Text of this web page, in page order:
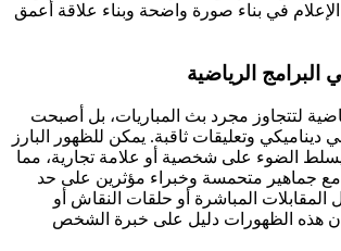
في بناء صورة واضحة وبناء علاقة أعمق
الرياضية
لتتجاوز مجرد بث المباريات، بل أصبحت
وتعليقات ثاقبة. يمكن للظهور البارز
الضوء على شخصية أو علامة تجارية، مما
مع جماهير متحمسة وخبراء مؤثرين على حد
المباشرة أو حلقات النقاش أو
هذه الظهورات دليل على خبرة الشخص